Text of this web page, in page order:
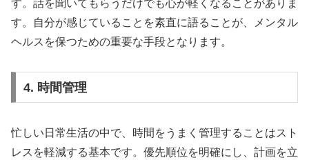
す。話を聞いてもらうだけでも心が軽くなることがありま
す。自分が感じていることを素直に語ることが、メンタル
ヘルスを保つための重要な手段となります。
4. 時間管理
忙しい日常生活の中で、時間をうまく管理することはスト
レスを軽減する基本です。優先順位を明確にし、計画を立